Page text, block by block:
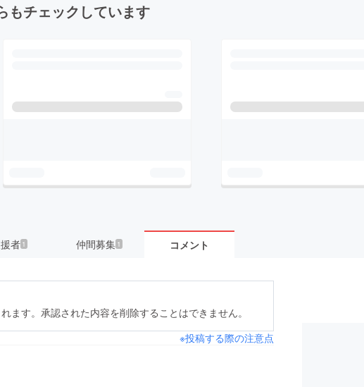
もチェックしています
者 1 仲間募集 1 コメント
ます。承認された内容を削除することはできません。
※投稿する際の注意点